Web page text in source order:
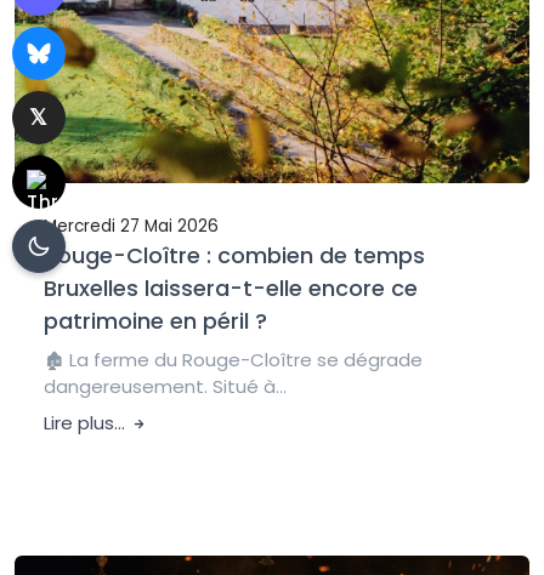
Mercredi 27 Mai 2026
Rouge-Cloître : combien de temps
Bruxelles laissera-t-elle encore ce
patrimoine en péril ?
🏚️ La ferme du Rouge-Cloître se dégrade
dangereusement. Situé à...
Lire plus...